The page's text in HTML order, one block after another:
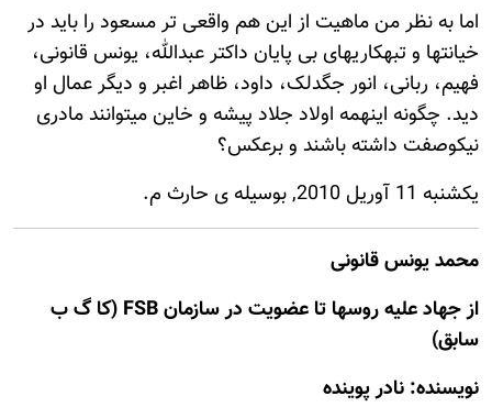
اما به نظر من ماهیت از این هم واقعی تر مسعود را باید در
خیانتها و تبهکاریهای بی پایان داکتر عبدالله، یونس قانونی،
فهیم، ربانی، انور جگدلک، داود، ظاهر اغبر و دیگر عمال او
دید. چگونه اینهمه اولاد جلاد پیشه و خاین میتوانند مادری
نیکوصفت داشته باشند و برعکس؟
يكشنبه 11 آوريل 2010, بوسيله ى حارث م.
محمد یونس قانونی
از جهاد علیه روسها تا عضویت در سازمان FSB (کا گ ب
سابق)
نويسنده: نادر پوينده